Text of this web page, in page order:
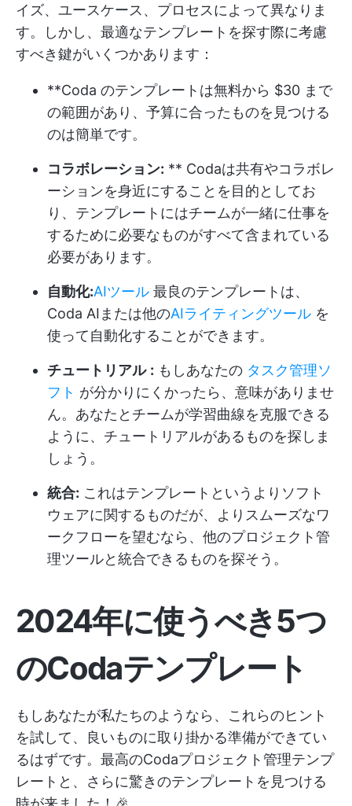
イズ、ユースケース、プロセスによって異なりま
す。しかし、最適なテンプレートを探す際に考慮
すべき鍵がいくつかあります：
**Coda のテンプレートは無料から $30 まで
の範囲があり、予算に合ったものを見つける
のは簡単です。
コラボレーション: ** Codaは共有やコラボレ
ーションを身近にすることを目的としてお
り、テンプレートにはチームが一緒に仕事を
するために必要なものがすべて含まれている
必要があります。
自動化:AIツール 最良のテンプレートは、
Coda AIまたは他のAIライティングツール を
使って自動化することができます。
チュートリアル : もしあなたの タスク管理ソ
フト が分かりにくかったら、意味がありませ
ん。あなたとチームが学習曲線を克服できる
ように、チュートリアルがあるものを探しま
しょう。
統合: これはテンプレートというよりソフト
ウェアに関するものだが、よりスムーズなワ
ークフローを望むなら、他のプロジェクト管
理ツールと統合できるものを探そう。
2024年に使うべき5つ
のCodaテンプレート
もしあなたが私たちのようなら、これらのヒント
を試して、良いものに取り掛かる準備ができてい
るはずです。最高のCodaプロジェクト管理テンプ
レートと、さらに驚きのテンプレートを見つける